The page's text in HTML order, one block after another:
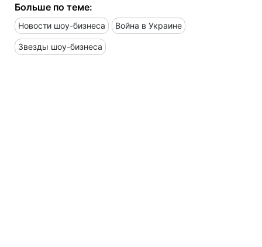
Больше по теме:
Новости шоу-бизнеса Война в Украине
Звезды шоу-бизнеса